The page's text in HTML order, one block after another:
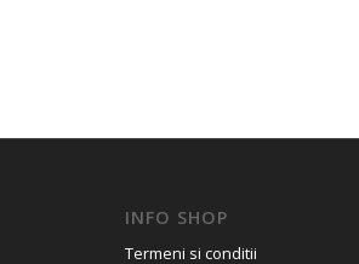
INFO SHOP
Termeni si conditii